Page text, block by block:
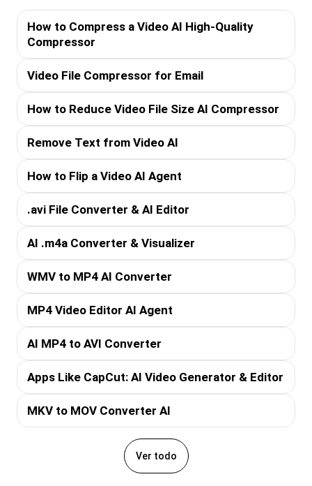
How to Compress a Video AI High-Quality
Compressor
Video File Compressor for Email
How to Reduce Video File Size AI Compressor
Remove Text from Video AI
How to Flip a Video AI Agent
.avi File Converter & AI Editor
AI .m4a Converter & Visualizer
WMV to MP4 AI Converter
MP4 Video Editor AI Agent
AI MP4 to AVI Converter
Apps Like CapCut: AI Video Generator & Editor
MKV to MOV Converter AI
Ver todo